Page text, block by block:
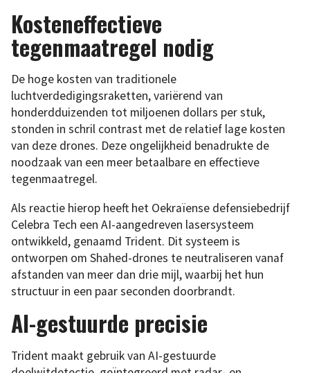
Kosteneffectieve
tegenmaatregel nodig
De hoge kosten van traditionele
luchtverdedigingsraketten, variërend van
honderdduizenden tot miljoenen dollars per stuk,
stonden in schril contrast met de relatief lage kosten
van deze drones. Deze ongelijkheid benadrukte de
noodzaak van een meer betaalbare en effectieve
tegenmaatregel.
Als reactie hierop heeft het Oekraïense defensiebedrijf
Celebra Tech een AI-aangedreven lasersysteem
ontwikkeld, genaamd Trident. Dit systeem is
ontworpen om Shahed-drones te neutraliseren vanaf
afstanden van meer dan drie mijl, waarbij het hun
structuur in een paar seconden doorbrandt.
AI-gestuurde precisie
Trident maakt gebruik van AI-gestuurde